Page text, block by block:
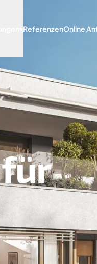
ReferenzenOnline